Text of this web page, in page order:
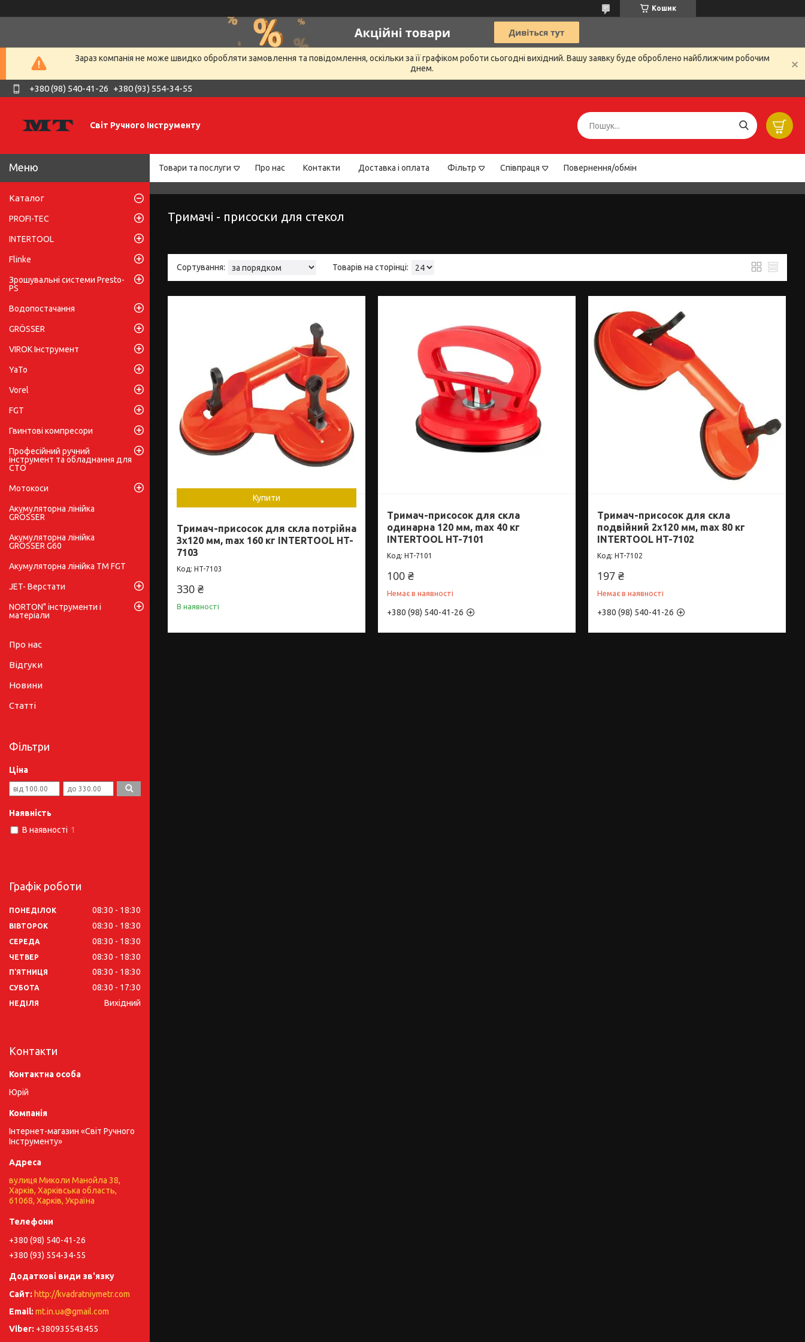
Кошик
Зараз компанія не може швидко обробляти замовлення та повідомлення, оскільки за її графіком роботи сьогодні вихідний. Вашу заявку буде оброблено найближчим робочим
днем.
+380 (98) 540-41-26 +380 (93) 554-34-55
Світ Ручного Інструменту
Товари та послуги Про нас Контакти Доставка і оплата Фільтр Співпраця Повернення/обмін
Тримачі - присоски для стекол
Купити
Тримач-присосок для скла потрійна
3x120 мм, max 160 кг INTERTOOL HT-
7103
HT-7103
330 ₴
В наявності
Тримач-присосок для скла
одинарна 120 мм, max 40 кг
INTERTOOL HT-7101
HT-7101
100 ₴
Немає в наявності
+380 (98) 540-41-26
Тримач-присосок для скла
подвійний 2x120 мм, max 80 кг
INTERTOOL HT-7102
HT-7102
197 ₴
Немає в наявності
+380 (98) 540-41-26
Каталог
PROFI-TEC
INTERTOOL
Flinke
Зрошувальні системи Presto-
PS
Водопостачання
GRÖSSER
VIROK Інструмент
YaTo
Vorel
FGT
Гвинтові компресори
Професійний ручний
інструмент та обладнання для
СТО
Мотокоси
Акумуляторна лінійка
GRÖSSER
Акумуляторна лінійка
GRÖSSER G60
Акумуляторна лінійка ТМ FGT
JET- Верстати
NORTON" інструменти і
матеріали
Про нас
Відгуки
Новини
Статті
Фільтри
Ціна
Наявність
В наявності 1
Графік роботи
ПОНЕДІЛОК 08:30 18:30
ВІВТОРОК 08:30 18:30
СЕРЕДА 08:30 18:30
ЧЕТВЕР 08:30 18:30
ПʼЯТНИЦЯ 08:30 18:30
СУБОТА 08:30 17:30
НЕДІЛЯ Вихідний
Контакти
Юрій
Інтернет-магазин «Світ Ручного
Інструменту»
вулиця Миколи Манойла 38,
Харків, Харківська область,
61068, Харків, Україна
+380 (98) 540-41-26
+380 (93) 554-34-55
http://kvadratniymetr.com
mt.in.ua@gmail.com
+380935543455